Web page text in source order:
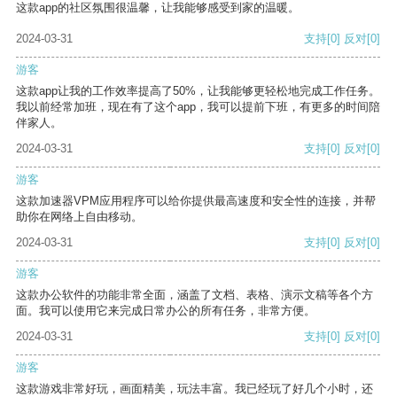
这款app的社区氛围很温馨，让我能够感受到家的温暖。
2024-03-31 支持[0] 反对[0]
游客
这款app让我的工作效率提高了50%，让我能够更轻松地完成工作任务。
我以前经常加班，现在有了这个app，我可以提前下班，有更多的时间陪
伴家人。
2024-03-31
支持[0] 反对[0]
游客
这款加速器VPM应用程序可以给你提供最高速度和安全性的连接，并帮
助你在网络上自由移动。
2024-03-31
支持[0] 反对[0]
游客
这款办公软件的功能非常全面，涵盖了文档、表格、演示文稿等各个方
面。我可以使用它来完成日常办公的所有任务，非常方便。
2024-03-31
支持[0] 反对[0]
游客
这款游戏非常好玩，画面精美，玩法丰富。我已经玩了好几个小时，还